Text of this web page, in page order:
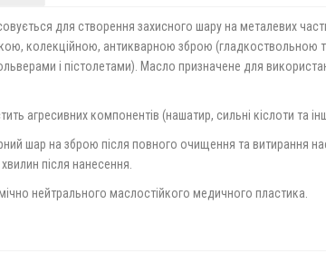
для створення захисного шару на металевих
колекційною, антикварною зброю (гладкоствольною
і пістолетами). Масло призначене для
агресивних компонентів (нашатир, сильні кіслоти та
шар на зброю після повного очищення та витирання
після нанесення.
нейтрального маслостійкого медичного пластика.